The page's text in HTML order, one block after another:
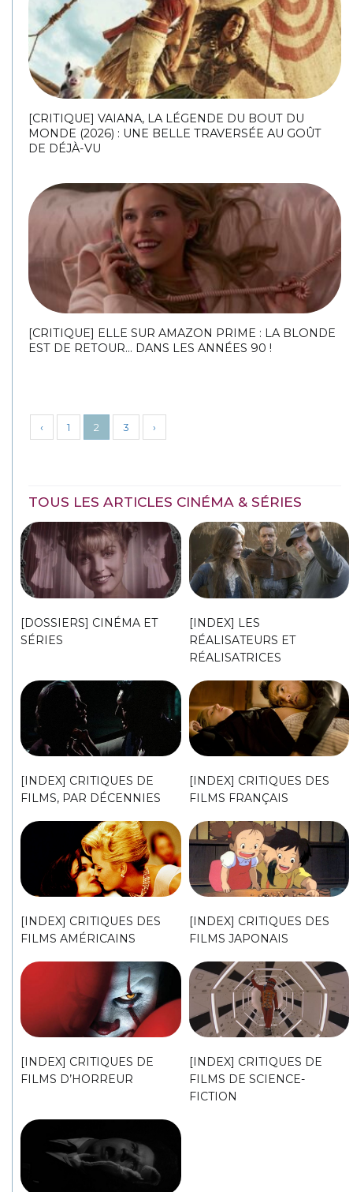
[CRITIQUE] VAIANA, LA LÉGENDE DU BOUT DU
MONDE (2026) : UNE BELLE TRAVERSÉE AU GOÛT
DE DÉJÀ-VU
[CRITIQUE] ELLE SUR AMAZON PRIME : LA BLONDE
EST DE RETOUR… DANS LES ANNÉES 90 !
‹ 1 2 3 ›
TOUS LES ARTICLES CINÉMA & SÉRIES
[DOSSIERS] CINÉMA ET
SÉRIES
[INDEX] LES
RÉALISATEURS ET
RÉALISATRICES
[INDEX] CRITIQUES DE
FILMS, PAR DÉCENNIES
[INDEX] CRITIQUES DES
FILMS FRANÇAIS
[INDEX] CRITIQUES DES
FILMS AMÉRICAINS
[INDEX] CRITIQUES DES
FILMS JAPONAIS
[INDEX] CRITIQUES DE
FILMS D’HORREUR
[INDEX] CRITIQUES DE
FILMS DE SCIENCE-
FICTION